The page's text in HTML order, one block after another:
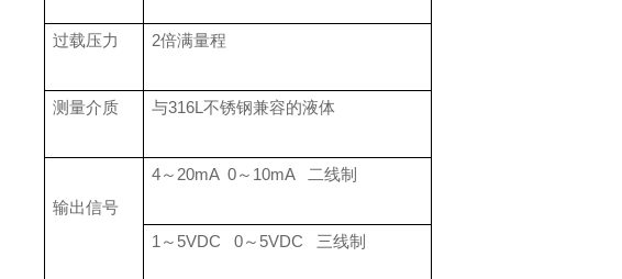
过载压力 2倍满量程
测量介质 与316L不锈钢兼容的液体
输出信号
4～20mA 0～10mA 二线制
1～5VDC 0～5VDC 三线制